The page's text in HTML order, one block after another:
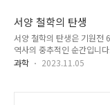
탐구하여 그 중요성과 철학
플라톤(Plato)의 형태의 세
해 인식하는 물질 세계는 더
는 그의 근본적인 믿음에서
를 초월하여 변하지 않는 형
서양 철학의 탄생
서양 철학의 탄생은 기원전
역사의 중추적인 순간입니
비판적 사고로 패러다임이
과학 2023.11.05